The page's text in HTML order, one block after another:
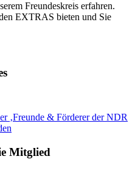
Freundeskreis erfahren.
EXTRAS bieten und Sie
‚Freunde & Förderer der NDR
Mitglied